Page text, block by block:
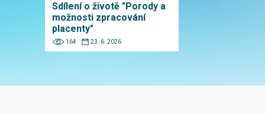
Sdílení o životě "Porody a
možnosti zpracování
placenty"
164 23. 6. 2026